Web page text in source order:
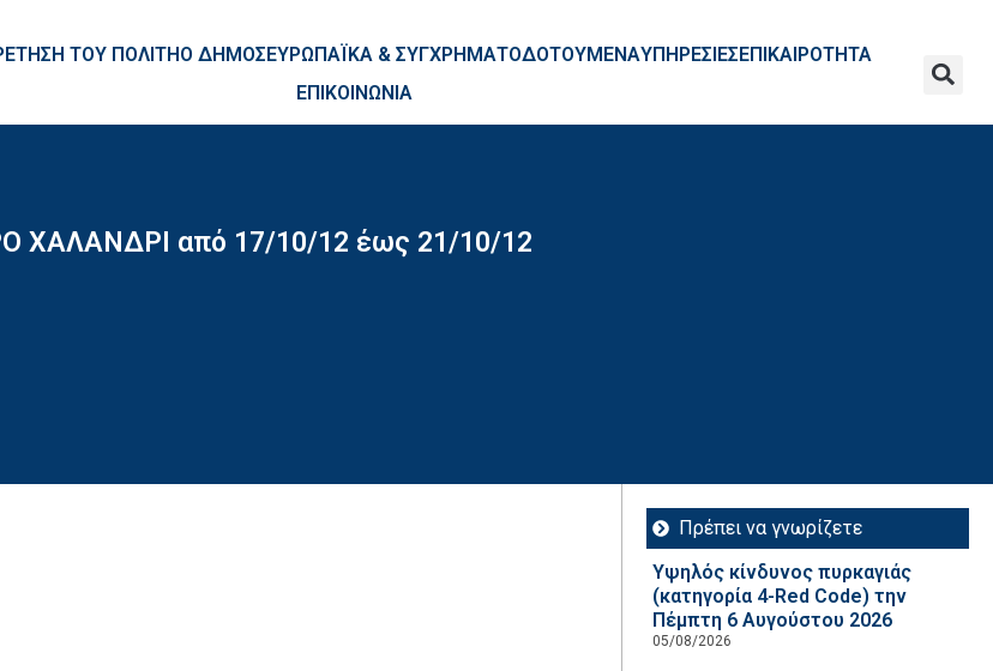
ΤΟΥ ΠΟΛΙΤΗΟ ΔΗΜΟΣΕΥΡΩΠΑΪΚΑ & ΣΥΓΧΡΗΜΑΤΟΔΟΤΟΥΜΕΝΑΥΠΗΡΕΣΙΕΣΕΠΙΚΑΙΡΟΤΗΤΑ
ΕΠΙΚΟΙΝΩΝΙΑ
ΧΑΛΑΝΔΡΙ από 17/10/12 έως 21/10/12
Πρέπει να γνωρίζετε
Υψηλός κίνδυνος πυρκαγιάς
(κατηγορία 4-Red Code) την
Πέμπτη 6 Αυγούστου 2026
05/08/2026